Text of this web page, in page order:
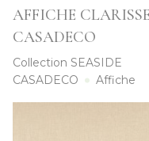
AFFICHE
CASADECO
Collection SEASIDE
CASADECO
Affiche